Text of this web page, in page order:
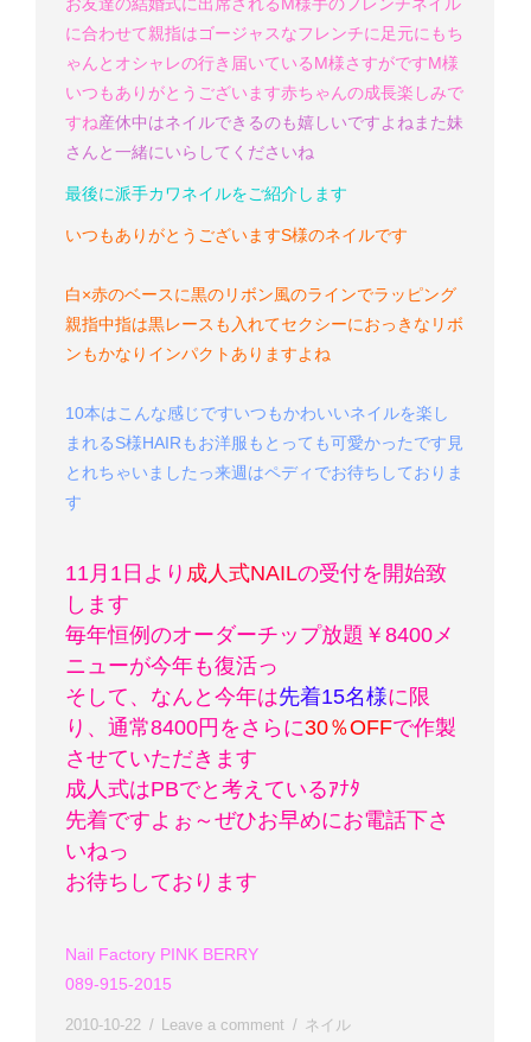
に合わせて親指はゴージャスなフレンチに 足元にもち
ゃんとオシャレの行き届いているM様さすがですM様
いつもありがとうございます赤ちゃんの成長楽しみで
すね産休中はネイルできるのも嬉しいですよね また妹
さんと一緒にいらしてくださいね
最後に派手カワネイルをご紹介します
いつもありがとうございますS様のネイルです
白×赤のベースに黒のリボン風のラインでラッピング
親指中指は黒レースも入れてセクシーにおっきなリボ
ンもかなりインパクトありますよね
10本はこんな感じですいつもかわいいネイルを楽し
まれるS様HAIRもお洋服もとっても可愛かったです 見
とれちゃいましたっ来週はペディでお待ちしておりま
す
11月1日より 成人式NAILの受付を開始致
します
毎年恒例のオーダーチップ放題￥8400メ
ニューが今年も復活っ
そして、なんと今年は先着15名様に限
り、通常8400円をさらに30％OFFで作製
させていただきます
成人式はPBでと考えているｱﾅﾀ
先着ですよぉ～ ぜひお早めにお電話下さ
いねっ
お待ちしております
Nail Factory PINK BERRY
089-915-2015
2010-10-22 Leave a comment
ネイル